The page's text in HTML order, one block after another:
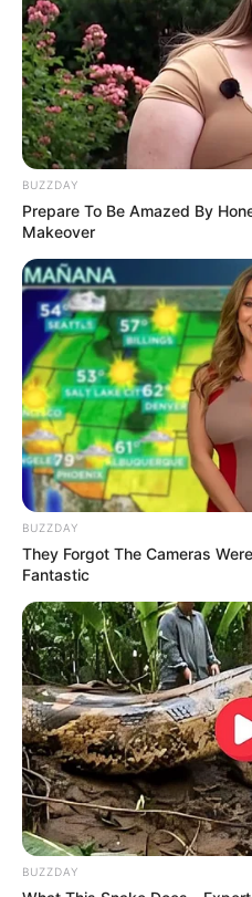
Fail! 10 Potret
Dimasak yang Bikin
Nggak Selera
10 Pose Manekin Anti
Mainstream yang
Banget
8 Kata Lucu Seputar
Minggu ala Jomblo
Ngenes
BUZZDAY
Prepare To Be Amazed By
Makeover
BUZZDAY
They Forgot The Cameras
Fantastic
BUZZDAY